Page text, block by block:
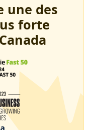
une des
forte